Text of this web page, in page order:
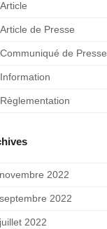
Article
Article de Presse
Communiqué de Presse
Information
Règlementation
novembre 2022
septembre 2022
juillet 2022